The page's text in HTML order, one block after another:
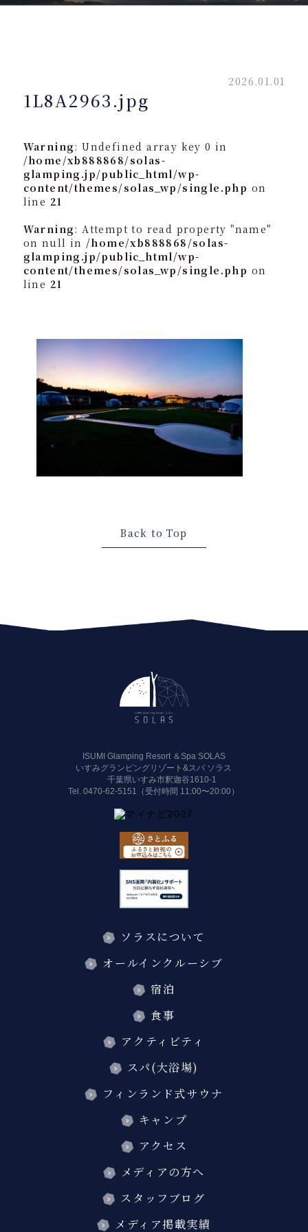
2026.01.01
1L8A2963.jpg
Warning: Undefined array key 0 in
/home/xb888868/solas-
glamping.jp/public_html/wp-
content/themes/solas_wp/single.php on
line 21
Warning: Attempt to read property "name"
on null in /home/xb888868/solas-
glamping.jp/public_html/wp-
content/themes/solas_wp/single.php on
line 21
Back to Top
ISUMI Glamping Resort ＆Spa SOLAS
いすみグランピングリゾート&スパ ソラス
千葉県いすみ市釈迦谷1610-1
Tel.0470-62-5151（受付時間 11:00〜20:00）
ソラスについて
オールインクルーシブ
宿泊
食事
アクティビティ
スパ(大浴場)
フィンランド式サウナ
キャンプ
アクセス
メディアの方へ
スタッフブログ
メディア掲載実績